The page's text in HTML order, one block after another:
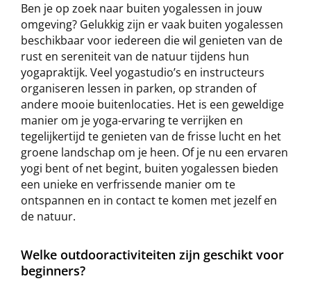
Ben je op zoek naar buiten yogalessen in jouw
omgeving? Gelukkig zijn er vaak buiten yogalessen
beschikbaar voor iedereen die wil genieten van de
rust en sereniteit van de natuur tijdens hun
yogapraktijk. Veel yogastudio’s en instructeurs
organiseren lessen in parken, op stranden of
andere mooie buitenlocaties. Het is een geweldige
manier om je yoga-ervaring te verrijken en
tegelijkertijd te genieten van de frisse lucht en het
groene landschap om je heen. Of je nu een ervaren
yogi bent of net begint, buiten yogalessen bieden
een unieke en verfrissende manier om te
ontspannen en in contact te komen met jezelf en
de natuur.
Welke outdooractiviteiten zijn geschikt voor
beginners?